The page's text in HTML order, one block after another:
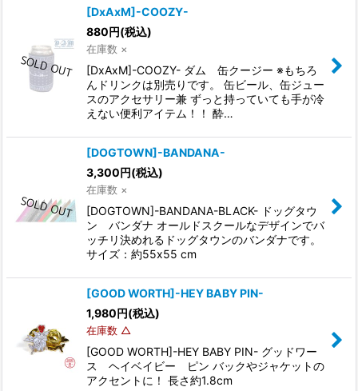
[DxAxM]-COOZY-
880円(税込)
在庫数 ×
[DxAxM]-COOZY- ダム 缶クージー ※もちろ
んドリンクは別売りです。 缶ビール、缶ジュー
スのアクセサリー兼 ずっと持っていても手が冷
えない便利アイテム！！ 酔…
[DOGTOWN]-BANDANA-
3,300円(税込)
在庫数 ×
[DOGTOWN]-BANDANA-BLACK- ドッグタウ
ン バンダナ オールドスクールなデザインでバ
ッチリ決めれるドッグタウンのバンダナです。
サイズ：約55x55 cm
[GOOD WORTH]-HEY BABY PIN-
1,980円(税込)
在庫数 △
[GOOD WORTH]-HEY BABY PIN- グッドワー
ス ヘイベイビー ピン バックやジャケットの
アクセントに！ 長さ約1.8cm